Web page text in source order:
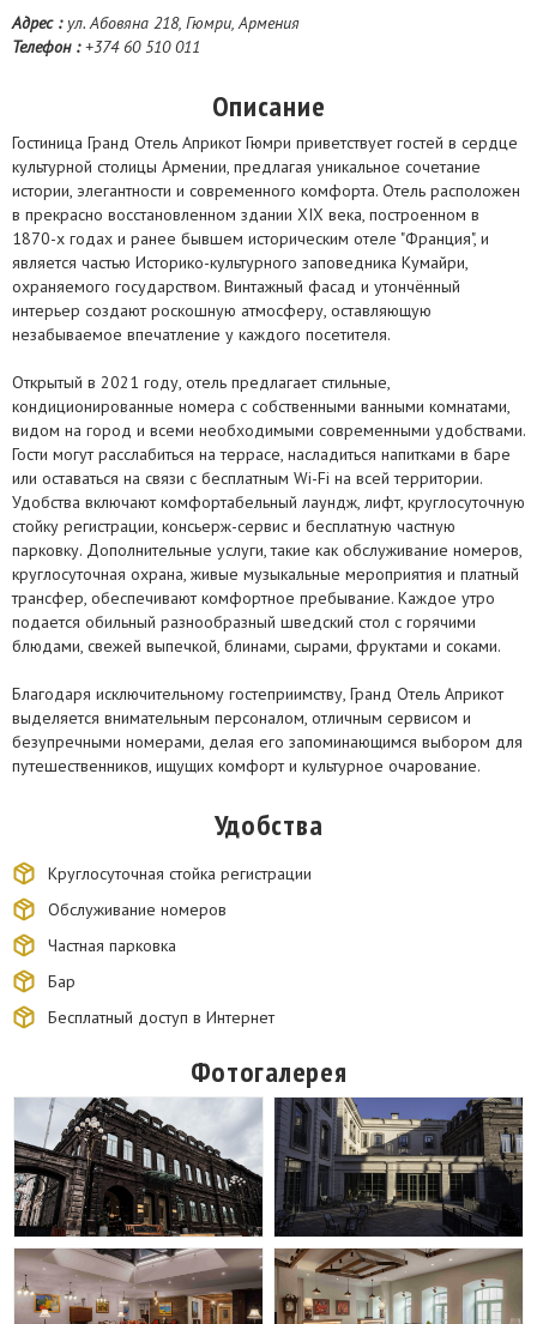
Адрес :ул. Абовяна 218, Гюмри, Армения
Телефон :+374 60 510 011
Описание
Гостиница Гранд Отель Априкот Гюмри приветствует гостей в сердце
культурной столицы Армении, предлагая уникальное сочетание
истории, элегантности и современного комфорта. Отель расположен
в прекрасно восстановленном здании XIX века, построенном в
1870-х годах и ранее бывшем историческим отеле "Франция", и
является частью Историко-культурного заповедника Кумайри,
охраняемого государством. Винтажный фасад и утончённый
интерьер создают роскошную атмосферу, оставляющую
незабываемое впечатление у каждого посетителя.
Открытый в 2021 году, отель предлагает стильные,
кондиционированные номера с собственными ванными комнатами,
видом на город и всеми необходимыми современными удобствами.
Гости могут расслабиться на террасе, насладиться напитками в баре
или оставаться на связи с бесплатным Wi-Fi на всей территории.
Удобства включают комфортабельный лаундж, лифт, круглосуточную
стойку регистрации, консьерж-сервис и бесплатную частную
парковку. Дополнительные услуги, такие как обслуживание номеров,
круглосуточная охрана, живые музыкальные мероприятия и платный
трансфер, обеспечивают комфортное пребывание. Каждое утро
подается обильный разнообразный шведский стол с горячими
блюдами, свежей выпечкой, блинами, сырами, фруктами и соками.
Благодаря исключительному гостеприимству, Гранд Отель Априкот
выделяется внимательным персоналом, отличным сервисом и
безупречными номерами, делая его запоминающимся выбором для
путешественников, ищущих комфорт и культурное очарование.
Удобства
Круглосуточная стойка регистрации
Обслуживание номеров
Частная парковка
Бар
Бесплатный доступ в Интернет
Фотогалерея